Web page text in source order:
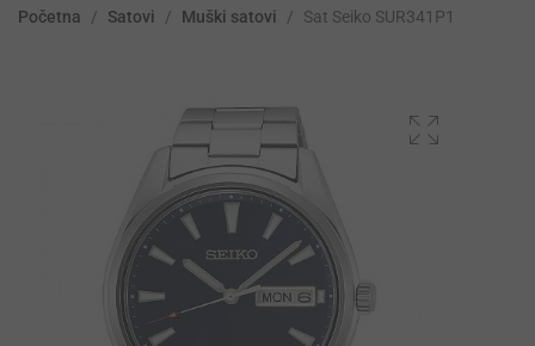
Početna / Satovi / Muški satovi / Sat Seiko SUR341P1